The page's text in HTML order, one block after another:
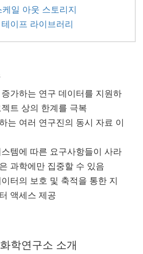
일 아웃 스토리지
테이프 라이브러리
가하는 연구 데이터를 지원하
트 상의 한계를 극복
는 여러 연구진의 동시 자료 이
템에 따른 요구사항들이 사라
과학에만 집중할 수 있음
터의 보호 및 축적을 통한 지
액세스 제공
학연구소 소개